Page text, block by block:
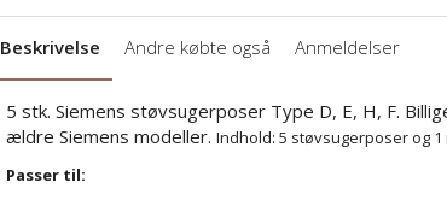
Beskrivelse Andre købte også Anmeldelser
5 stk. Siemens støvsugerposer Type D, E, H, F.
ældre Siemens modeller. Indhold: 5 støvsugerposer og
Passer til: